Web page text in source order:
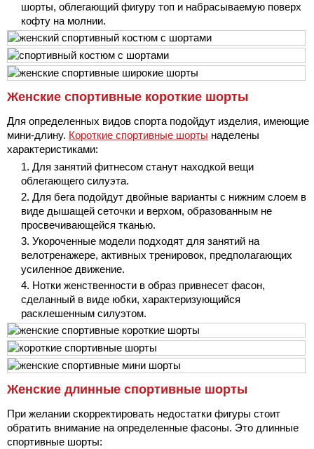
шорты, облегающий фигуру топ и набрасываемую поверх
кофту на молнии.
Женские спортивные короткие шорты
Для определенных видов спорта подойдут изделия, имеющие
мини-длину. Короткие спортивные шорты наделены
характеристиками:
Для занятий фитнесом станут находкой вещи
облегающего силуэта.
Для бега подойдут двойные варианты с нижним слоем в
виде дышащей сеточки и верхом, образованным не
просвечивающейся тканью.
Укороченные модели подходят для занятий на
велотренажере, активных тренировок, предполагающих
усиленное движение.
Нотки женственности в образ привнесет фасон,
сделанный в виде юбки, характеризующийся
расклешенным силуэтом.
Женские длинные спортивные шорты
При желании скорректировать недостатки фигуры стоит
обратить внимание на определенные фасоны. Это длинные
спортивные шорты: